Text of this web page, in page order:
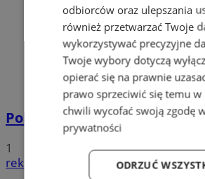
Policyjna eskorta na
1
reklama
odbiorców oraz ulepszania
również przetwarzać Twoje
wykorzystywać precyzyjne
Twoje wybory dotyczą
opierać się na prawnie
prawo sprzeciwić się temu w
chwili wycofać swoją zgodę
prywatności
ODRZUĆ